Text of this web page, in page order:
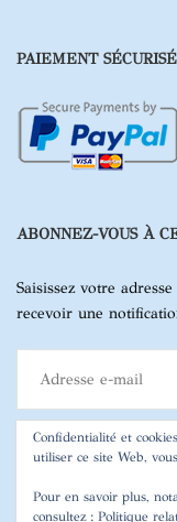
PAIEMENT SÉCURISÉ
ABONNEZ-VOUS À
Saisissez votre
recevoir une
mail
ABONNEZ-
Confidentialité et
utiliser ce site Web,
Pour en savoir plus,
consultez : Politique